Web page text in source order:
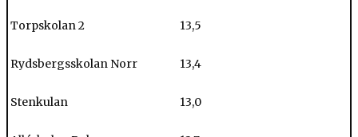
Torpskolan 2 13,5
Rydsbergsskolan Norr 13,4
Stenkulan 13,0